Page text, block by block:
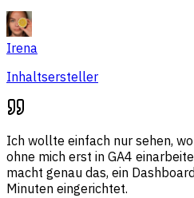
Irena
Inhaltsersteller
Ich wollte einfach nur sehen,
ohne mich erst in GA4
macht genau das, ein
Minuten eingerichtet.